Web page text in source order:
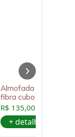
Almofada formato
fibra cubo Mario
R$ 135,00
+ detalhes